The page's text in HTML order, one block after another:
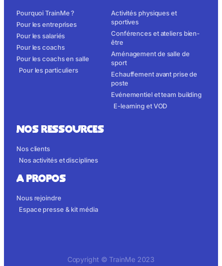
Pourquoi TrainMe ?
Pour les entreprises
Pour les salariés
Pour les coachs
Pour les coachs en salle
Pour les particuliers
Activités physiques et
sportives
Conférences et ateliers bien-
être
Aménagement de salle de
sport
Echauffement avant prise de
poste
Evénementiel et team building
E-learning et VOD
NOS RESSOURCES
Nos clients
Nos activités et disciplines
A propos
Nous rejoindre
Espace presse & kit média
Copyright © TrainMe 2023